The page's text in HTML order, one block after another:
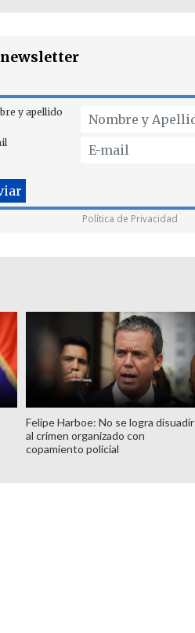
newsletter
y apellido
Política de Privacidad
Felipe Harboe: No se logra disuadir
al crimen organizado con
copamiento policial